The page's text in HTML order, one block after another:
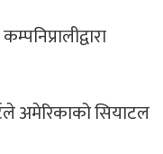
अमेरिकाको सियाटल